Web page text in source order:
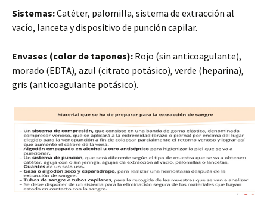
Sistemas:Catéter, palomilla, sistema de extracción al
vacío, lanceta y dispositivo de punción capilar.
Envases (color de tapones): Rojo (sin anticoagulante),
morado (EDTA), azul (citrato potásico), verde (heparina),
gris (anticoagulante potásico).